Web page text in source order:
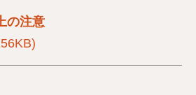
の注意